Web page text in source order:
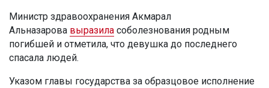
Министр здравоохранения Акмарал
Альназарова выразила соболезнования родным
погибшей и отметила, что девушка до последнего
спасала людей.
Указом главы государства за образцовое исполнение